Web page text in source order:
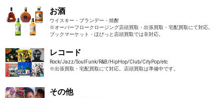
お酒
ウイスキー・ブランデー・焼酎
※オーバーフロークロージング店頭買取・出張買取・宅配買取にて対応。
ブックマーケット・ほびっと店頭買取では非対応。
レコード
Rock/Jazz/SoulFunk/R&B/HipHop/Club/CityPop/etc
※出張買取・宅配買取にて対応。店頭買取は準備中です。
その他